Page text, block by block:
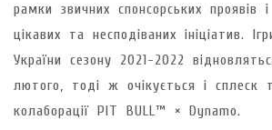
рамки звичних спонсорських проявів
цікавих та несподіваних ініціатив.
України сезону 2021-2022
лютого, тоді ж очікується і сплеск
колаборації PIT BULL™ × Dynamo.